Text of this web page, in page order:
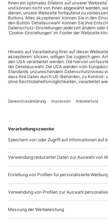
August.
Sie erhalten Zugang zum
heute und können sowohl
das ePaper-Archiv über
theaterverlag.de einsehen.
Das Abonnement hat eine
verlängert sich jeweils um
es nicht vom Kunden auf
Bestellungen“ auf
in Kraft.
Aus steuerlichen Gründen
außerhalb Deutschlands
ersichtlich)